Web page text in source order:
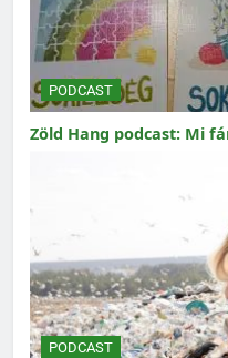
PODCAST
Zöld Hang podcast: Mi
PODCAST